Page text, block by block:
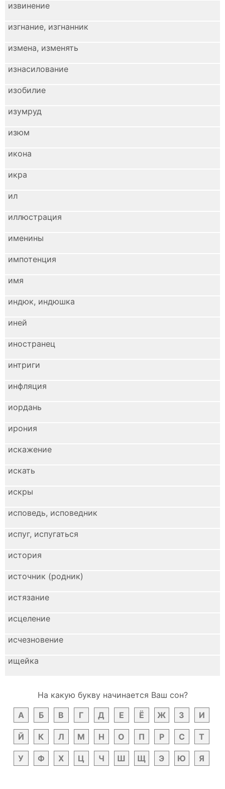
извинение
изгнание, изгнанник
измена, изменять
изнасилование
изобилие
изумруд
изюм
икона
икра
ил
иллюстрация
именины
импотенция
имя
индюк, индюшка
иней
иностранец
интриги
инфляция
иордань
ирония
искажение
искать
искры
исповедь, исповедник
испуг, испугаться
история
источник (родник)
истязание
исцеление
исчезновение
ищейка
На какую букву начинается Ваш сон?
А
Б В Г Д Е Ё Ж З И
Й К Л М Н О П Р С Т
У Ф Х Ц Ч Ш Щ Э Ю Я